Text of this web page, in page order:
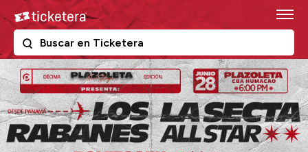
to
content
Accessibility
Buy
Tickets
Search
Ticketera
Ticketera
The following text field filters the results that follow as